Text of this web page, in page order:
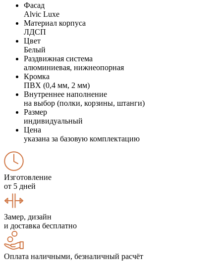
Фасад
Alvic Luxe
Материал корпуса
ЛДСП
Цвет
Белый
Раздвижная система
алюминиевая, нижнеопорная
Кромка
ПВХ (0,4 мм, 2 мм)
Внутреннее наполнение
на выбор (полки, корзины, штанги)
Размер
индивидуальный
Цена
указана за базовую комплектацию
Изготовление
от 5 дней
Замер, дизайн
и доставка бесплатно
Оплата наличными, безналичный расчёт